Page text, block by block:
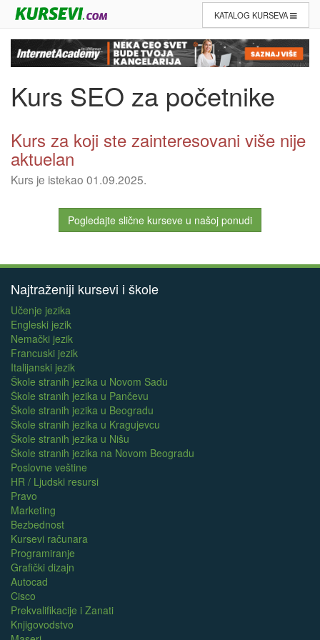
KATALOG KURSEVA
Kurs SEO za početnike
Kurs za koji ste zainteresovani više nije
aktuelan
Kurs je istekao 01.09.2025.
Pogledajte slične kurseve u našoj ponudi
Najtraženiji kursevi i škole
Učenje jezika
Engleski jezik
Nemački jezik
Francuski jezik
Italijanski jezik
Škole stranih jezika u Novom Sadu
Škole stranih jezika u Pančevu
Škole stranih jezika u Beogradu
Škole stranih jezika u Kragujevcu
Škole stranih jezika u Nišu
Škole stranih jezika na Novom Beogradu
Poslovne veštine
HR / Ljudski resursi
Pravo
Marketing
Bezbednost
Kursevi računara
Programiranje
Grafički dizajn
Autocad
Cisco
Prekvalifikacije i Zanati
Knjigovodstvo